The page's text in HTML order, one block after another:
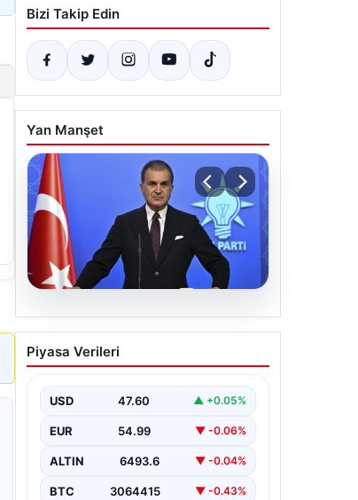
Bizi Takip Edin
Yan Manşet
Çerçeve yasa teklifi
Meclis’te | AK Parti
sürecin en önemli
aşamasına gelinmiş oldu
Piyasa Verileri
USD 47.60 ▲ +0.05%
EUR 54.99 ▼ -0.06%
ALTIN 6493.6 ▼ -0.04%
BTC 3064415 ▼ -0.43%